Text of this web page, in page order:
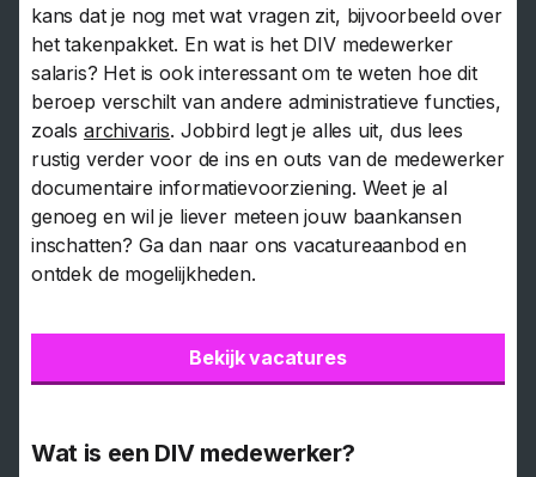
kans dat je nog met wat vragen zit, bijvoorbeeld over
het takenpakket. En wat is het DIV medewerker
salaris? Het is ook interessant om te weten hoe dit
beroep verschilt van andere administratieve functies,
zoals archivaris. Jobbird legt je alles uit, dus lees
rustig verder voor de ins en outs van de medewerker
documentaire informatievoorziening. Weet je al
genoeg en wil je liever meteen jouw baankansen
inschatten? Ga dan naar ons vacatureaanbod en
ontdek de mogelijkheden.
Bekijk vacatures
Wat is een DIV medewerker?